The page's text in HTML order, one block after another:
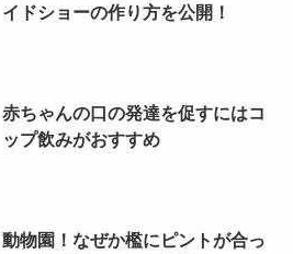
イドショーの作り方を公開！
赤ちゃんの口の発達を促すにはコ
ップ飲みがおすすめ
動物園！なぜか檻にピントが合っ